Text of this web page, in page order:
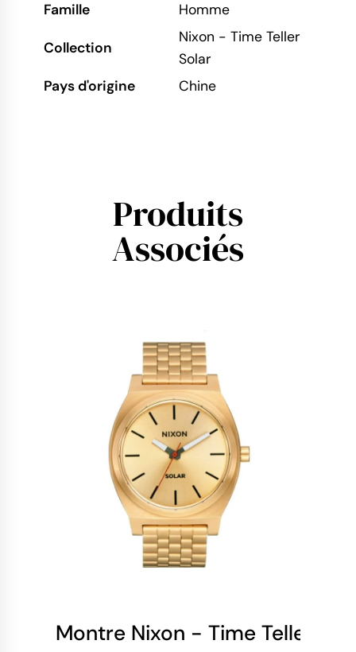
Famille Homme
Collection
Nixon - Time Teller
Solar
Pays d'origine
Chine
Produits
Associés
Montre Nixon - Time Teller